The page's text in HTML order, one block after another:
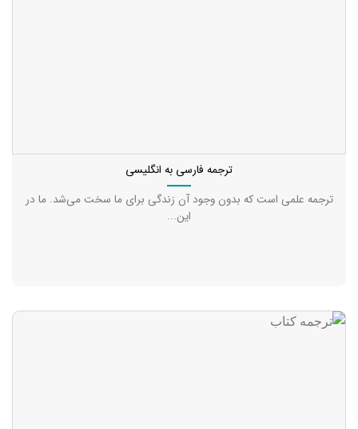
ترجمه فارسی به انگلیسی
ترجمه علمی است که بدون وجود آن زندگی برای ما سخت می‌شد. ما در
این...